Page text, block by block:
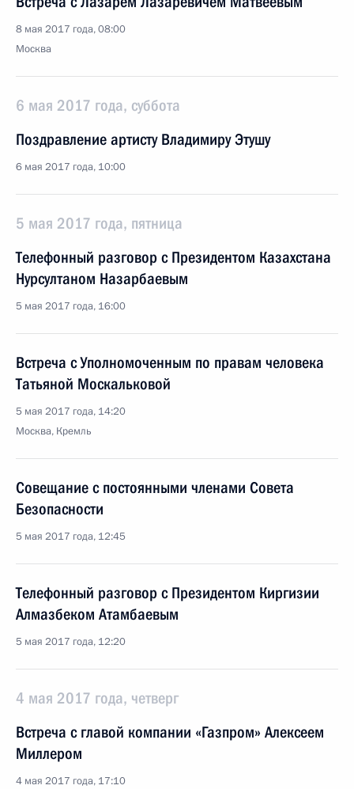
8 мая 2017 года, 08:00
Москва
6 мая 2017 года, суббота
Поздравление артисту Владимиру Этушу
6 мая 2017 года, 10:00
5 мая 2017 года, пятница
Телефонный разговор с Президентом Казахстана
Нурсултаном Назарбаевым
5 мая 2017 года, 16:00
Встреча с Уполномоченным по правам человека
Татьяной Москальковой
5 мая 2017 года, 14:20
Москва, Кремль
Совещание с постоянными членами Совета
Безопасности
5 мая 2017 года, 12:45
Телефонный разговор с Президентом Киргизии
Алмазбеком Атамбаевым
5 мая 2017 года, 12:20
4 мая 2017 года, четверг
Встреча с главой компании «Газпром» Алексеем
Миллером
4 мая 2017 года, 17:10